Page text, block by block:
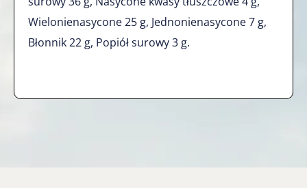
Wielonienasycone 25 g, Jednonienasycone 7 g,
Błonnik 22 g, Popiół surowy 3 g.